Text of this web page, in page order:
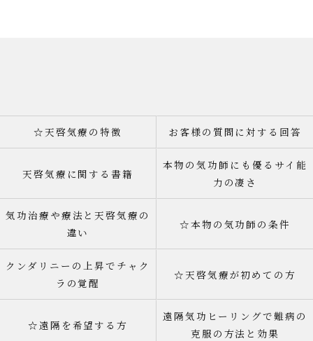
☆天啓気療の特徴 お客様の質問に対する回答
天啓気療に関する書籍
本物の気功師にも優るサイ能
力の凄さ
気功治療や療法と天啓気療の
違い
☆本物の気功師の条件
クンダリニーの上昇でチャク
ラの覚醒
☆天啓気療が初めての方
☆遠隔を希望する方
遠隔気功ヒーリングで難病の
克服の方法と効果